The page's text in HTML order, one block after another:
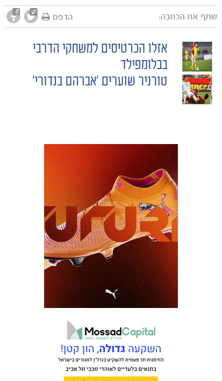
שתף את הכתבה: הדפס
POST
NAVIGATION
אזלו הכרטיסים למשחקי הדרבי
בבלומפילד
טורניר שוערים 'אברהם בנדורי'